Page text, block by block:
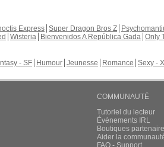
Express Super Dragon Bros Z
Wisteria Bienvenidos A República Gada Only
- SF Humour Jeunesse Romance Sexy -
COMMUNAUTÉ
Tutoriel du lecteur
Évènements IRL
Boutiques
Aider la
FAQ - Support